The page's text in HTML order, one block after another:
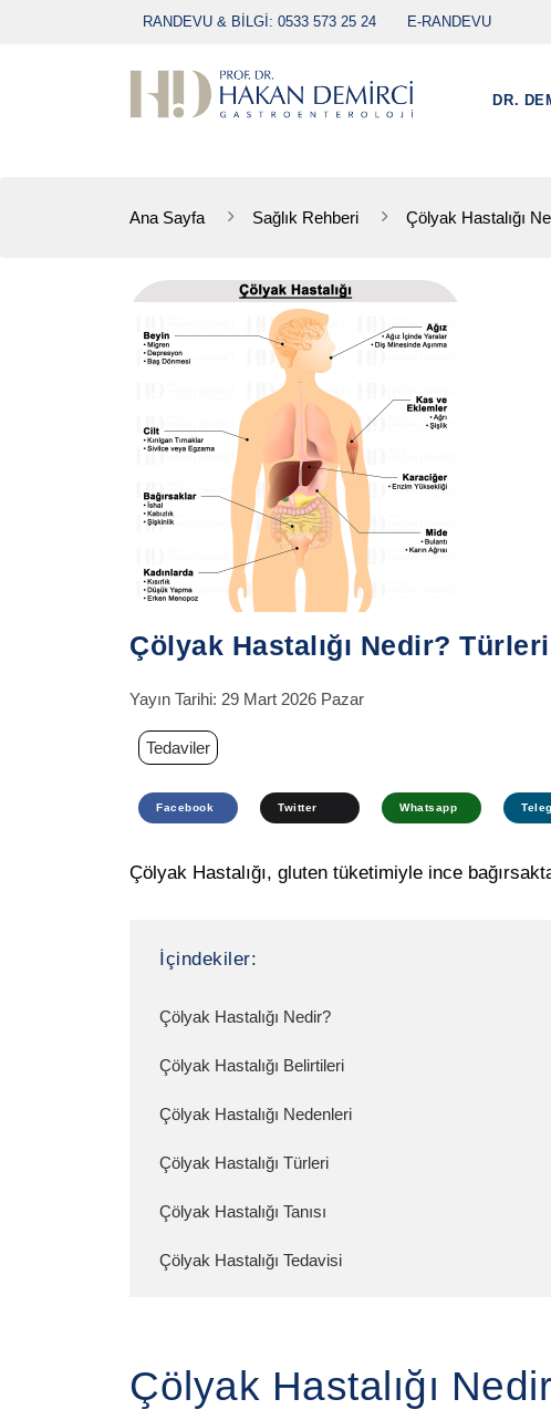
RANDEVU & BİLGİ: 0533 573 25 24 E-RANDEVU
DR.
Ana Sayfa Sağlık Rehberi Çölyak Hastalığı
Çölyak Hastalığı Nedir?
Yayın Tarihi: 29 Mart 2026 Pazar
Tedaviler
Facebook Twitter Whatsapp
Çölyak Hastalığı, gluten tüketimiyle ince
İçindekiler:
Çölyak Hastalığı Nedir?
Çölyak Hastalığı Belirtileri
Çölyak Hastalığı Nedenleri
Çölyak Hastalığı Türleri
Çölyak Hastalığı Tanısı
Çölyak Hastalığı Tedavisi
Çölyak Hastalığı